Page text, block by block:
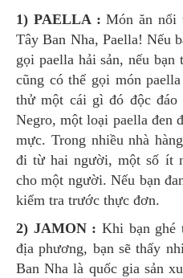
1) PAELLA : Món ăn nổi
Tây Ban Nha, Paella! Nếu
gọi paella hải sản, nếu
cũng có thể gọi món
thử một cái gì đó độc
Negro, một loại paella đen
mực. Trong nhiều nhà
đi từ hai người, một số ít
cho một người. Nếu bạn
kiểm tra trước thực đơn.
2) JAMON : Khi bạn ghé
địa phương, bạn sẽ thấy
Ban Nha là quốc gia sản